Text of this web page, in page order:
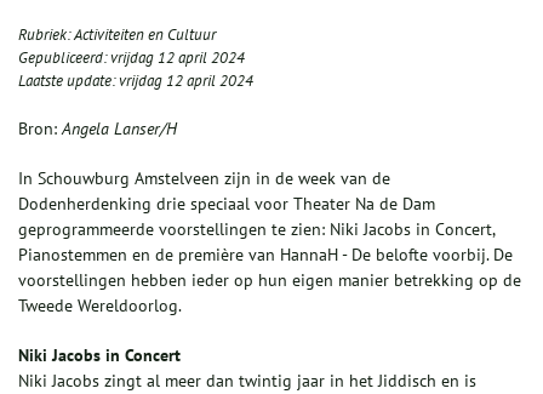
Rubriek:Activiteiten en Cultuur
Gepubliceerd:vrijdag 12 april 2024
Laatste update:vrijdag 12 april 2024
Bron:Angela Lanser/H
In Schouwburg Amstelveen zijn in de week van de
Dodenherdenking drie speciaal voor Theater Na de Dam
geprogrammeerde voorstellingen te zien: Niki Jacobs in Concert,
Pianostemmen en de première van HannaH - De belofte voorbij. De
voorstellingen hebben ieder op hun eigen manier betrekking op de
Tweede Wereldoorlog.
Niki Jacobs in Concert
Niki Jacobs zingt al meer dan twintig jaar in het Jiddisch en is